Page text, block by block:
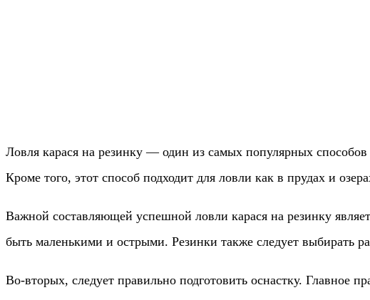
Ловля карася на резинку — один из самых популярных
Кроме того, этот способ подходит для ловли как в прудах и
Важной составляющей успешной ловли карася на резинку
быть маленькими и острыми. Резинки также следует выбирать
Во-вторых, следует правильно подготовить оснастку. Главное